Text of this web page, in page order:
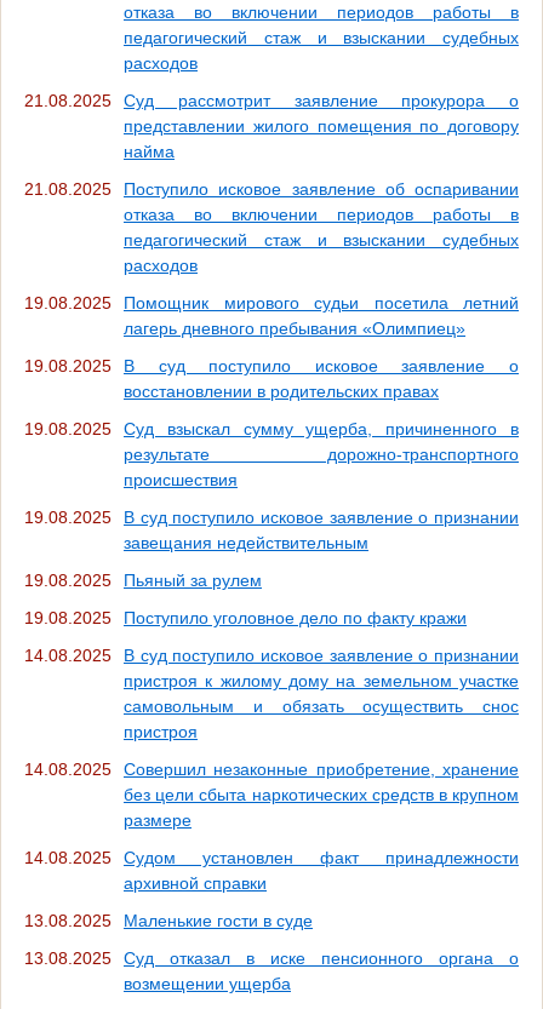
отказа во включении периодов работы в
педагогический стаж и взыскании судебных
расходов
21.08.2025
Суд рассмотрит заявление прокурора о
представлении жилого помещения по договору
найма
21.08.2025
Поступило исковое заявление об оспаривании
отказа во включении периодов работы в
педагогический стаж и взыскании судебных
расходов
19.08.2025
Помощник мирового судьи посетила летний
лагерь дневного пребывания «Олимпиец»
19.08.2025
В суд поступило исковое заявление о
восстановлении в родительских правах
19.08.2025
Суд взыскал сумму ущерба, причиненного в
результате дорожно-транспортного
происшествия
19.08.2025
В суд поступило исковое заявление о признании
завещания недействительным
19.08.2025
Пьяный за рулем
19.08.2025
Поступило уголовное дело по факту кражи
14.08.2025
В суд поступило исковое заявление о признании
пристроя к жилому дому на земельном участке
самовольным и обязать осуществить снос
пристроя
14.08.2025
Совершил незаконные приобретение, хранение
без цели сбыта наркотических средств в крупном
размере
14.08.2025
Судом установлен факт принадлежности
архивной справки
13.08.2025
Маленькие гости в суде
13.08.2025
Суд отказал в иске пенсионного органа о
возмещении ущерба